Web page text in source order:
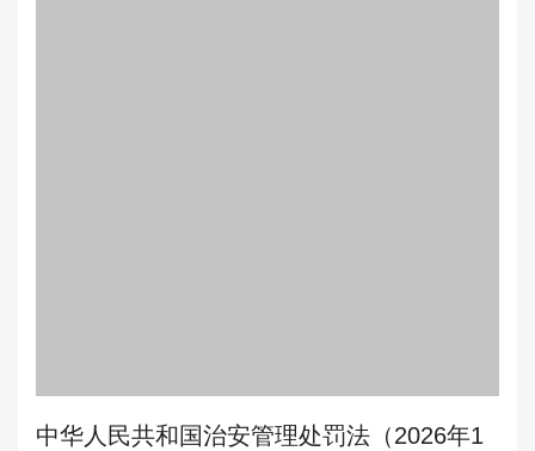
中华人民共和国治安管理处罚法（2026年1